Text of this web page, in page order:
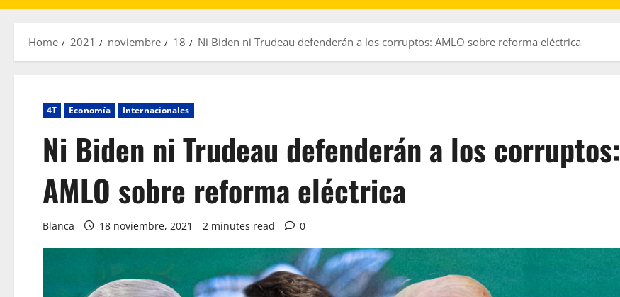
Home 2021 noviembre 18 Ni Biden ni Trudeau defenderán a los corruptos: AMLO sobre reforma eléctrica
4T Economía Internacionales
Ni Biden ni Trudeau defenderán a los corruptos:
AMLO sobre reforma eléctrica
Blanca 18 noviembre, 2021 2 minutes read 0